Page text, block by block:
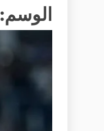
الوسم: